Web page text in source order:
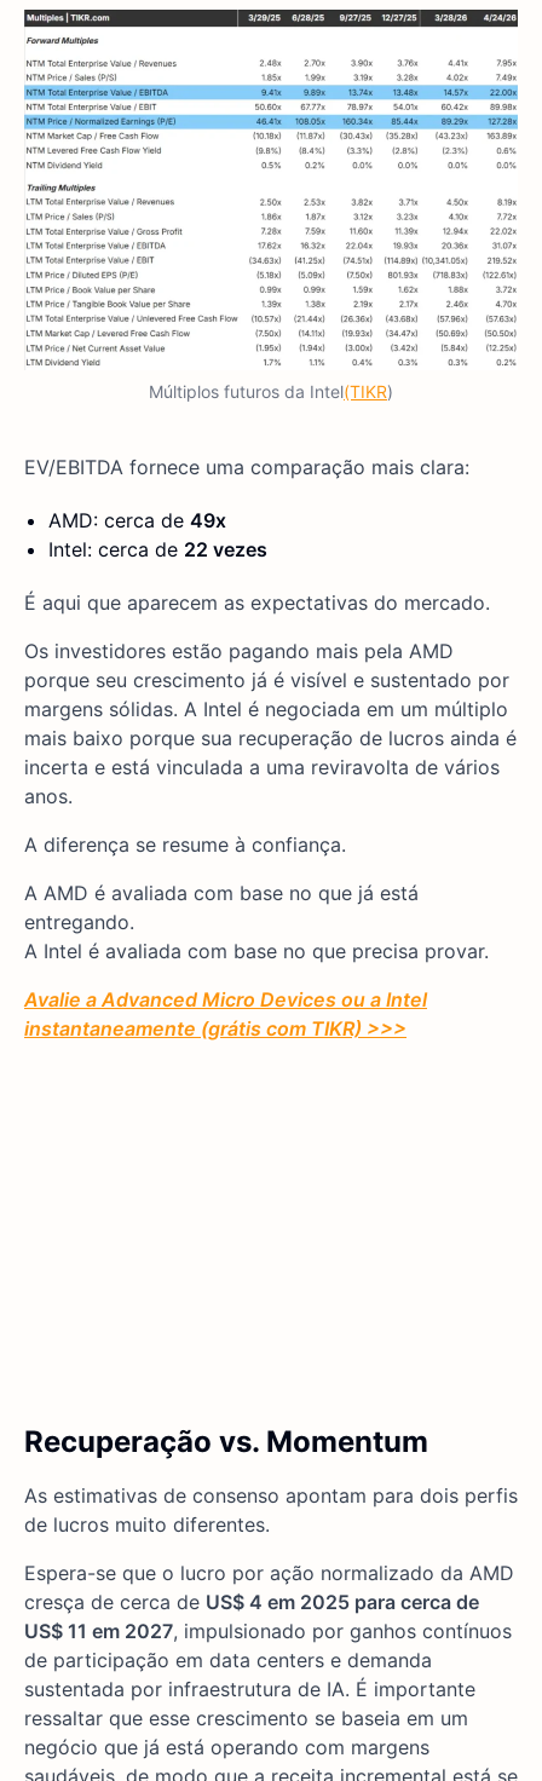
Múltiplos futuros da Intel(TIKR)
EV/EBITDA fornece uma comparação mais clara:
AMD: cerca de 49x
Intel: cerca de 22 vezes
É aqui que aparecem as expectativas do mercado.
Os investidores estão pagando mais pela AMD
porque seu crescimento já é visível e sustentado por
margens sólidas. A Intel é negociada em um múltiplo
mais baixo porque sua recuperação de lucros ainda é
incerta e está vinculada a uma reviravolta de vários
anos.
A diferença se resume à confiança.
A AMD é avaliada com base no que já está
entregando.
A Intel é avaliada com base no que precisa provar.
Avalie a Advanced Micro Devices ou a Intel
instantaneamente (grátis com TIKR) >>>
Recuperação vs. Momentum
As estimativas de consenso apontam para dois perfis
de lucros muito diferentes.
Espera-se que o lucro por ação normalizado da AMD
cresça de cerca de US$ 4 em 2025 para cerca de
US$ 11 em 2027, impulsionado por ganhos contínuos
de participação em data centers e demanda
sustentada por infraestrutura de IA. É importante
ressaltar que esse crescimento se baseia em um
negócio que já está operando com margens
saudáveis, de modo que a receita incremental está se